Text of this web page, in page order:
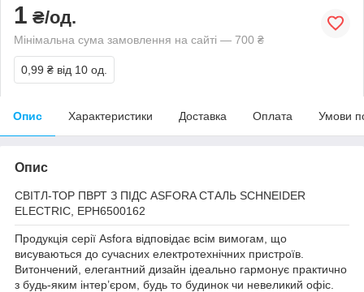
1 ₴/од.
Мінімальна сума замовлення на сайті — 700 ₴
0,99 ₴ від 10 од.
Опис Характеристики Доставка Оплата Умови
Опис
СВІТЛ-ТОР ПВРТ З ПІДС ASFORA СТАЛЬ SCHNEIDER
ELECTRIC, EPH6500162
Продукція серії Asfora відповідає всім вимогам, що
висуваються до сучасних електротехнічних пристроїв.
Витончений, елегантний дизайн ідеально гармонує практично
з будь-яким інтер’єром, будь то будинок чи невеликий офіс.